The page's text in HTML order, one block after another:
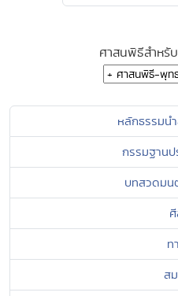
ศาสนพิธีสำหรั
หลักธรรมน
กรรมฐานป
บทสวดมน
ท
ส